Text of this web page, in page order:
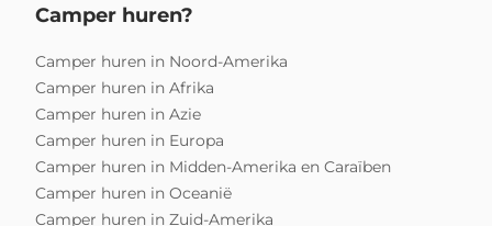
Camper huren?
Camper huren in Noord-Amerika
Camper huren in Afrika
Camper huren in Azie
Camper huren in Europa
Camper huren in Midden-Amerika en Caraïben
Camper huren in Oceanië
Camper huren in Zuid-Amerika